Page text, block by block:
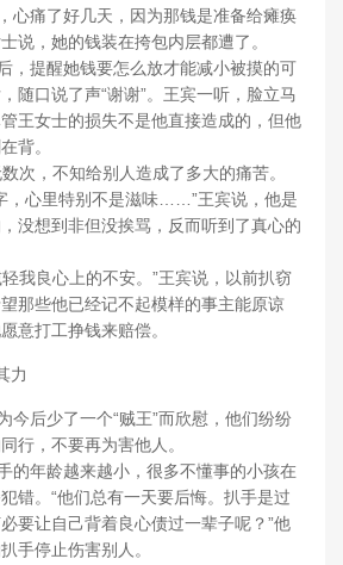
心痛了好几天，因为那钱是准备给瘫痪
说，她的钱装在挎包内层都遭了。
提醒她钱要怎么放才能减小被摸的可
随口说了声“谢谢”。王宾一听，脸立马
王女士的损失不是他直接造成的，但他
背。
，不知给别人造成了多大的痛苦。
，心里特别不是滋味……”王宾说，他是
没想到非但没挨骂，反而听到了真心的
我良心上的不安。”王宾说，以前扒窃
那些他已经记不起模样的事主能原谅
意打工挣钱来赔偿。
力
后少了一个“贼王”而欣慰，他们纷纷
行，不要再为害他人。
年龄越来越小，很多不懂事的小孩在
错。“他们总有一天要后悔。扒手是过
要让自己背着良心债过一辈子呢？”他
手停止伤害别人。